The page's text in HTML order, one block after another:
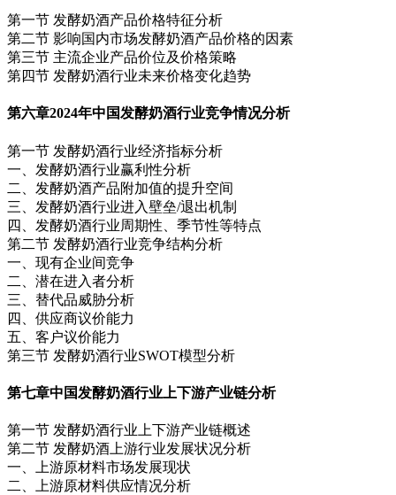
第一节 发酵奶酒产品价格特征分析
第二节 影响国内市场发酵奶酒产品价格的因素
第三节 主流企业产品价位及价格策略
第四节 发酵奶酒行业未来价格变化趋势
第六章2024年中国发酵奶酒行业竞争情况分析
第一节 发酵奶酒行业经济指标分析
一、发酵奶酒行业赢利性分析
二、发酵奶酒产品附加值的提升空间
三、发酵奶酒行业进入壁垒/退出机制
四、发酵奶酒行业周期性、季节性等特点
第二节 发酵奶酒行业竞争结构分析
一、现有企业间竞争
二、潜在进入者分析
三、替代品威胁分析
四、供应商议价能力
五、客户议价能力
第三节 发酵奶酒行业SWOT模型分析
第七章中国发酵奶酒行业上下游产业链分析
第一节 发酵奶酒行业上下游产业链概述
第二节 发酵奶酒上游行业发展状况分析
一、上游原材料市场发展现状
二、上游原材料供应情况分析